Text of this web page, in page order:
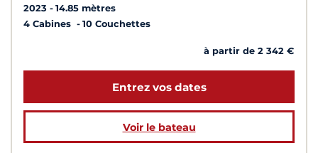
2023
14.85 mètres
4 Cabines
10 Couchettes
à partir de 2 342 €
Entrez vos dates
Voir le bateau